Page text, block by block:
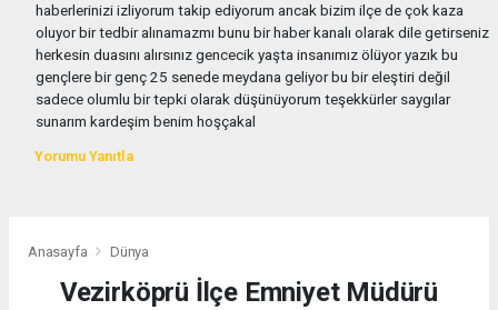
haberlerinizi izliyorum takip ediyorum ancak bizim ilçe de çok kaza
oluyor bir tedbir alınamazmı bunu bir haber kanalı olarak dile getirseniz
herkesin duasını alırsınız gencecik yaşta insanımız ölüyor yazık bu
gençlere bir genç 25 senede meydana geliyor bu bir eleştiri değil
sadece olumlu bir tepki olarak düşünüyorum teşekkürler saygılar
sunarım kardeşim benim hoşçakal
Yorumu Yanıtla
Anasayfa Dünya
Vezirköprü İlçe Emniyet Müdürü